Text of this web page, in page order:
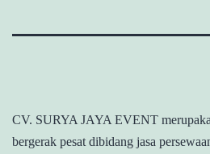
CV. SURYA JAYA EVENT
bergerak pesat dibidang jasa